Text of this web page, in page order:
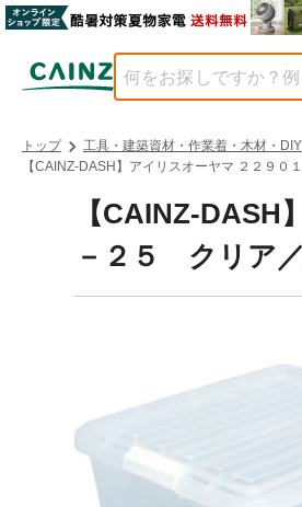
トップ 工具・建築資材・作業着・木材・DIY
【CAINZ-DASH】アイリスオーヤマ ２２９
【CAINZ-
－２５ クリア／